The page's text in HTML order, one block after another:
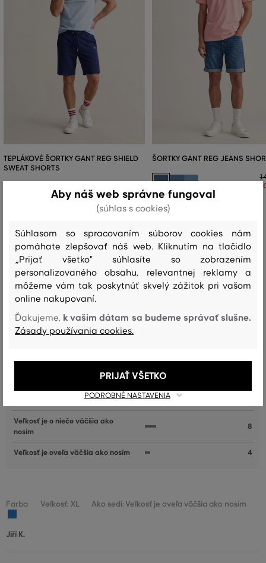
TEPLÁKOVÉ ŠORTKY GANT REG SHIELD
SWEAT SHORTS
+5 80 ,40 €
ŠORTKY GANT REG JEANS
Dostupné veľkosti:
29 , 30,
Recenzie
Veľkosť je oveľa menšia ako nosím
1
Veľkosť zodpovedá veľkosti, ktorú
Veľkosť je o niečo väčšia ako
nosím
8
Veľkosť je oveľa väčšia ako nosím 4
Farba Veľkosť: XL Ako sedí: Veľkosť je oveľa väčšia ako nosím
Jiří K.
Aby náš web správne fungoval
(súhlas s cookies)
Súhlasom so spracovaním súborov cookies nám
pomáhate zlepšovať náš web. Kliknutím na tlačidlo
„Prijať všetko" súhlasíte so zobrazením
personalizovaného obsahu, relevantnej reklamy a
môžeme vám tak poskytnúť skvelý zážitok pri vašom
online nakupovaní.
Ďakujeme, k vašim dátam sa budeme správať slušne.
Zásady používania cookies.
PODROBNÉ NASTAVENIA
PRIJAŤ VŠETKO